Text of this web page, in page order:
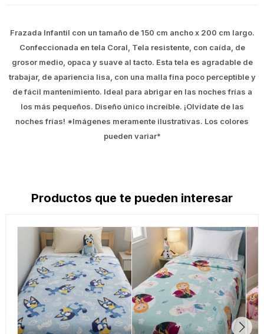
Frazada Infantil con un tamaño de 150 cm ancho x 200 cm largo.
Confeccionada en tela Coral, Tela resistente, con caída, de
grosor medio, opaca y suave al tacto. Esta tela es agradable de
trabajar, de apariencia lisa, con una malla fina poco perceptible y
de fácil mantenimiento. Ideal para abrigar en las noches frías a
los más pequeños. Diseño único increíble. ¡Olvídate de las
noches frías! *Imágenes meramente ilustrativas. Los colores
pueden variar*
Productos que te pueden interesar